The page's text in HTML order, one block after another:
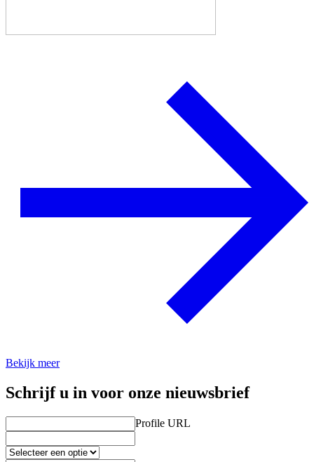
Bekijk meer
Schrijf u in voor onze nieuwsbrief
Profile URL